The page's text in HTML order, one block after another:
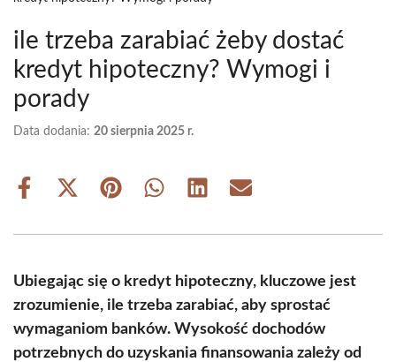
ile trzeba zarabiać żeby dostać
kredyt hipoteczny? Wymogi i
porady
Data dodania: 20 sierpnia 2025 r.
Share
Share
(Twitter)
Share Share Share Share
Ubiegając się o kredyt hipoteczny, kluczowe jest
zrozumienie, ile trzeba zarabiać, aby sprostać
wymaganiom banków. Wysokość dochodów
potrzebnych do uzyskania finansowania zależy od